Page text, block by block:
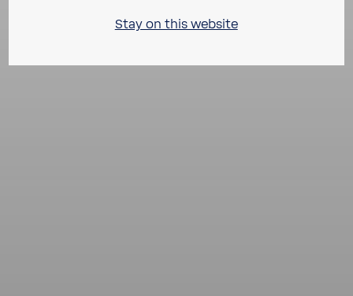
Stay on this website